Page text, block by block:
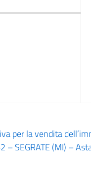
per la vendita
– SEGRATE (MI) –